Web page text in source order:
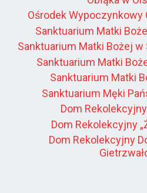
Ośrodek Wypoczynkowy
Sanktuarium Matki
Sanktuarium Matki Bożej
Sanktuarium Matki
Sanktuarium Matki
Sanktuarium Męki
Dom
Dom Rekolekcyjny
Dom Rekolekcyjny